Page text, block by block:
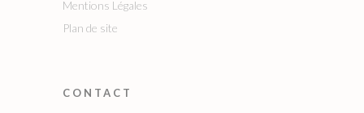
Mentions Légales
Plan de site
CONTACT